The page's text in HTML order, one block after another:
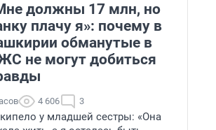
должны 17 млн, но
плачу я»: почему в
обманутые в
не могут добиться
4 606 3
у младшей сестры: «Она